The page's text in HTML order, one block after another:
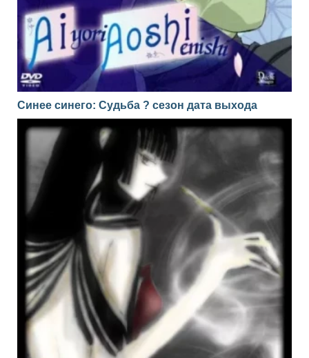
Синее синего: Судьба ? сезон дата выхода